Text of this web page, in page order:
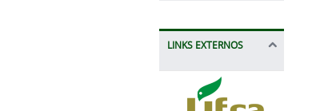
LINKS EXTERNOS